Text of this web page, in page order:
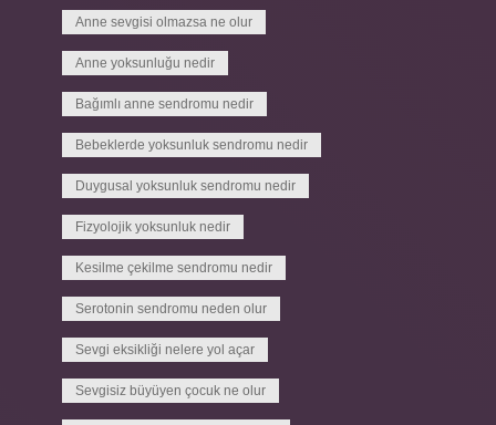
Anne sevgisi olmazsa ne olur
Anne yoksunluğu nedir
Bağımlı anne sendromu nedir
Bebeklerde yoksunluk sendromu nedir
Duygusal yoksunluk sendromu nedir
Fizyolojik yoksunluk nedir
Kesilme çekilme sendromu nedir
Serotonin sendromu neden olur
Sevgi eksikliği nelere yol açar
Sevgisiz büyüyen çocuk ne olur